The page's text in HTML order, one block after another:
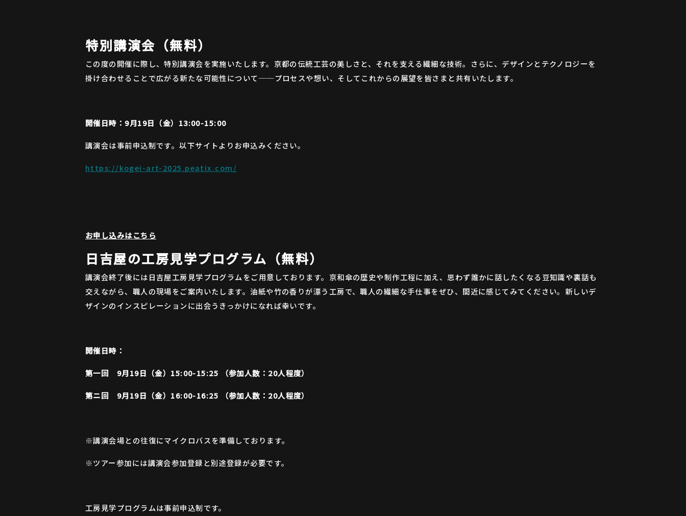
特別講演会（無料）
この度の開催に際し、特別講演会を実施いたします。京都の伝統工芸の美しさと、それを支える繊細な技術。さらに、デザインとテクノロジーを
掛け合わせることで広がる新たな可能性について──プロセスや想い、そしてこれからの展望を皆さまと共有いたします。
開催日時：9月19日（金）13:00-15:00
講演会は事前申込制です。以下サイトよりお申込みください。
https://kogei-art-2025.peatix.com/
お申し込みはこちら
日吉屋の工房見学プログラム（無料）
講演会終了後には日吉屋工房見学プログラムをご用意しております。京和傘の歴史や制作工程に加え、思わず誰かに話したくなる豆知識や裏話も
交えながら、職人の現場をご案内いたします。油紙や竹の香りが漂う工房で、職人の繊細な手仕事をぜひ、間近に感じてみてください。新しいデ
ザインのインスピレーションに出会うきっかけになれば幸いです。
開催日時：
第一回 9月19日（金）15:00-15:25 （参加人数：20人程度）
第ニ回 9月19日（金）16:00-16:25 （参加人数：20人程度）
※講演会場との往復にマイクロバスを準備しております。
※ツアー参加には講演会参加登録と別途登録が必要です。
工房見学プログラムは事前申込制です。